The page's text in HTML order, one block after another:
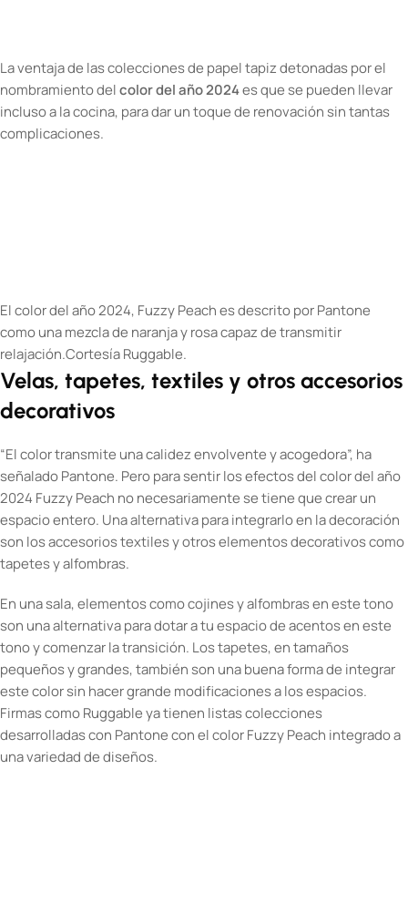
La ventaja de las colecciones de papel tapiz detonadas por el
nombramiento delcolor del año 2024es que se pueden llevar
incluso a la cocina, para dar un toque de renovación sin tantas
complicaciones.
El color del año 2024, Fuzzy Peach es descrito por Pantone
como una mezcla de naranja y rosa capaz de transmitir
relajación.Cortesía Ruggable.
Velas, tapetes, textiles y otros accesorios
decorativos
“El color transmite una calidez envolvente y acogedora”, ha
señalado Pantone. Pero para sentir los efectos del color del año
2024 Fuzzy Peach no necesariamente se tiene que crear un
espacio entero. Una alternativa para integrarlo en la decoración
son los accesorios textiles y otros elementos decorativos como
tapetes y alfombras.
En una sala, elementos como cojines y alfombras en este tono
son una alternativa para dotar a tu espacio de acentos en este
tono y comenzar la transición. Los tapetes, en tamaños
pequeños y grandes, también son una buena forma de integrar
este color sin hacer grande modificaciones a los espacios.
Firmas como Ruggable ya tienen listas colecciones
desarrolladas con Pantone con el color Fuzzy Peach integrado a
una variedad de diseños.